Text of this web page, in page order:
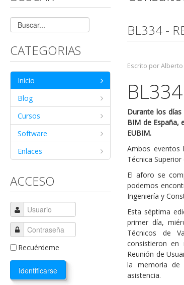
CATEGORIAS
Inicio
Blog
Cursos
Software
Enlaces
ACCESO
Recuérdeme
Identificarse
BL334 -
Escrito por Alberto
Durante los
BIM de España,
EUBIM.
Ambos eventos
Técnica
El aforo se
podemos
Ingeniería y
Esta séptima
primer día,
Técnicos de
consistieron en
Reunión de
la memoria de
asistencia.